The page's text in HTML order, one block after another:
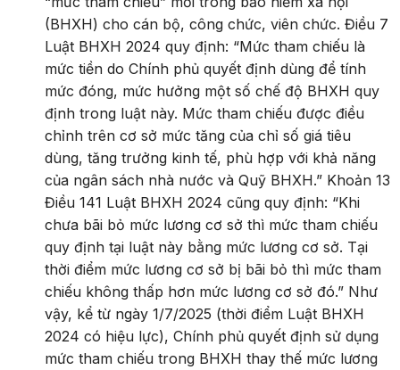
(BHXH) cho cán bộ, công chức, viên chức. Điều 7
Luật BHXH 2024 quy định: “Mức tham chiếu là
mức tiền do Chính phủ quyết định dùng để tính
mức đóng, mức hưởng một số chế độ BHXH quy
định trong luật này. Mức tham chiếu được điều
chỉnh trên cơ sở mức tăng của chỉ số giá tiêu
dùng, tăng trưởng kinh tế, phù hợp với khả năng
của ngân sách nhà nước và Quỹ BHXH.” Khoản 13
Điều 141 Luật BHXH 2024 cũng quy định: “Khi
chưa bãi bỏ mức lương cơ sở thì mức tham chiếu
quy định tại luật này bằng mức lương cơ sở. Tại
thời điểm mức lương cơ sở bị bãi bỏ thì mức tham
chiếu không thấp hơn mức lương cơ sở đó.” Như
vậy, kể từ ngày 1/7/2025 (thời điểm Luật BHXH
2024 có hiệu lực), Chính phủ quyết định sử dụng
mức tham chiếu trong BHXH thay thế mức lương